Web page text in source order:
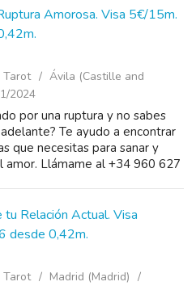
Amorosa. Visa 5€/15m.
Tarot
Ávila (Castille and
2024
por una ruptura y no sabes
Te ayudo a encontrar
que necesitas para sanar y
amor. Llámame al +34 960 627
tu Relación Actual. Visa
desde 0,42m.
Tarot
Madrid (Madrid)